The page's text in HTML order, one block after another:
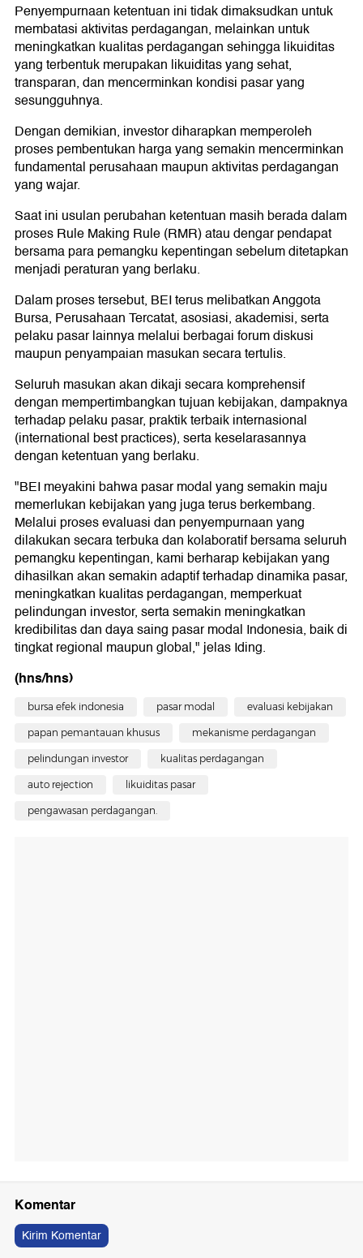
Penyempurnaan ketentuan ini tidak dimaksudkan untuk
membatasi aktivitas perdagangan, melainkan untuk
meningkatkan kualitas perdagangan sehingga likuiditas
yang terbentuk merupakan likuiditas yang sehat,
transparan, dan mencerminkan kondisi pasar yang
sesungguhnya.
Dengan demikian, investor diharapkan memperoleh
proses pembentukan harga yang semakin mencerminkan
fundamental perusahaan maupun aktivitas perdagangan
yang wajar.
Saat ini usulan perubahan ketentuan masih berada dalam
proses Rule Making Rule (RMR) atau dengar pendapat
bersama para pemangku kepentingan sebelum ditetapkan
menjadi peraturan yang berlaku.
Dalam proses tersebut, BEI terus melibatkan Anggota
Bursa, Perusahaan Tercatat, asosiasi, akademisi, serta
pelaku pasar lainnya melalui berbagai forum diskusi
maupun penyampaian masukan secara tertulis.
Seluruh masukan akan dikaji secara komprehensif
dengan mempertimbangkan tujuan kebijakan, dampaknya
terhadap pelaku pasar, praktik terbaik internasional
(international best practices), serta keselarasannya
dengan ketentuan yang berlaku.
"BEI meyakini bahwa pasar modal yang semakin maju
memerlukan kebijakan yang juga terus berkembang.
Melalui proses evaluasi dan penyempurnaan yang
dilakukan secara terbuka dan kolaboratif bersama seluruh
pemangku kepentingan, kami berharap kebijakan yang
dihasilkan akan semakin adaptif terhadap dinamika pasar,
meningkatkan kualitas perdagangan, memperkuat
pelindungan investor, serta semakin meningkatkan
kredibilitas dan daya saing pasar modal Indonesia, baik di
tingkat regional maupun global," jelas Iding.
(hns/hns)
bursa efek indonesia pasar modal evaluasi kebijakan
papan pemantauan khusus mekanisme perdagangan
pelindungan investor kualitas perdagangan
auto rejection likuiditas pasar
pengawasan perdagangan.
Komentar
Kirim Komentar